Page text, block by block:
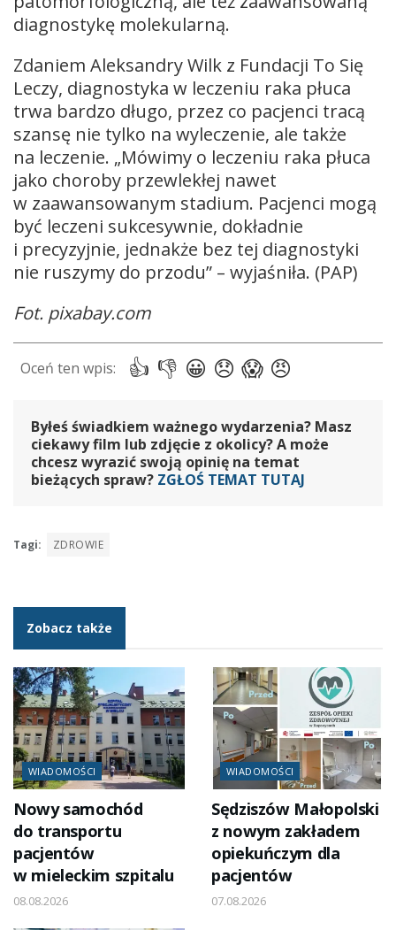
diagnostykę molekularną.
Zdaniem Aleksandry Wilk z Fundacji To Się
Leczy, diagnostyka w leczeniu raka płuca
trwa bardzo długo, przez co pacjenci tracą
szansę nie tylko na wyleczenie, ale także
na leczenie. „Mówimy o leczeniu raka płuca
jako choroby przewlekłej nawet
w zaawansowanym stadium. Pacjenci mogą
być leczeni sukcesywnie, dokładnie
i precyzyjnie, jednakże bez tej diagnostyki
nie ruszymy do przodu” – wyjaśniła. (PAP)
Fot. pixabay.com
Byłeś świadkiem ważnego wydarzenia? Masz
ciekawy film lub zdjęcie z okolicy? A może
chcesz wyrazić swoją opinię na temat
bieżących spraw? ZGŁOŚ TEMAT TUTAJ
Tagi: ZDROWIE
Zobacz także
WIADOMOŚCI
Nowy samochód
do transportu
pacjentów
w mieleckim szpitalu
08.08.2026
WIADOMOŚCI
Sędziszów Małopolski
z nowym zakładem
opiekuńczym dla
pacjentów
07.08.2026